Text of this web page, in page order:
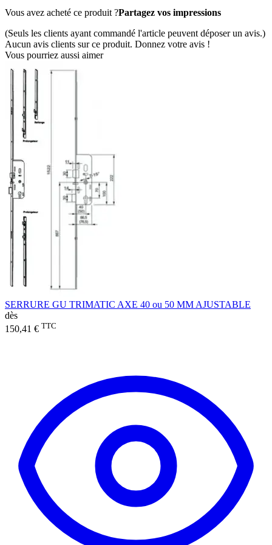
Vous avez acheté ce produit ?Partagez vos impressions
(Seuls les clients ayant commandé l'article peuvent déposer un avis.)
Aucun avis clients sur ce produit. Donnez votre avis !
Vous pourriez aussi aimer
SERRURE GU TRIMATIC AXE 40 ou 50 MM AJUSTABLE
dès
150,41 € TTC